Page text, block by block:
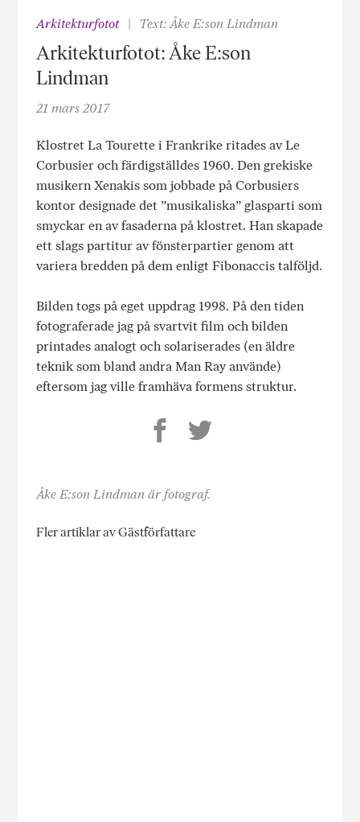
Arkitekturfotot Text: Åke E:son Lindman
Arkitekturfotot: Åke E:son
Lindman
21 mars 2017
Klostret La Tourette i Frankrike ritades av Le
Corbusier och färdigställdes 1960. Den grekiske
musikern Xenakis som jobbade på Corbusiers
kontor designade det ”musikaliska” glasparti som
smyckar en av fasaderna på klostret. Han skapade
ett slags partitur av fönsterpartier genom att
variera bredden på dem enligt Fibonaccis talföljd.
Bilden togs på eget uppdrag 1998. På den tiden
fotograferade jag på svartvit film och bilden
printades analogt och solariserades (en äldre
teknik som bland andra Man Ray använde)
eftersom jag ville framhäva formens struktur.
Åke E:son Lindman är fotograf.
Fler artiklar av Gästförfattare